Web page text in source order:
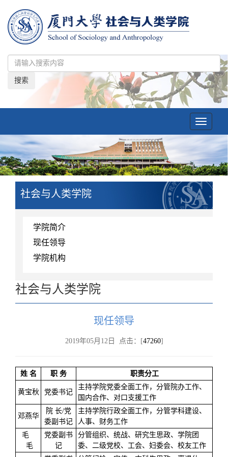
搜索
Toggle
社会与人类学院
学院简介
现任领导
学院机构
社会与人类学院
现任领导
2019年05月12日 点击：[47260]
姓 名 职 务 职责分工
黄宝秋 党委书记
主持学院党委全面工作，分管院办工作、
国内合作、对口支援工作
邓燕华
院 长/党
委副书记
主持学院行政全面工作，分管学科建设、
人事、财务工作
毛
毛
党委副书
记
分管组织、统战、研究生思政、学院团
委、二级党校、工会、妇委会、校友工作